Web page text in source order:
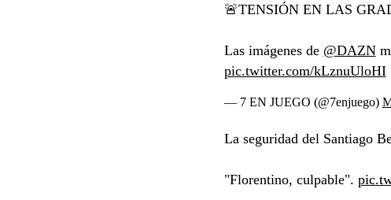
🚨TENSIÓN EN LAS
Las imágenes de @DAZN
pic.twitter.com/kLznuUloHI
— 7 EN JUEGO (@7enjuego)
La seguridad del Santiago
"Florentino, culpable".